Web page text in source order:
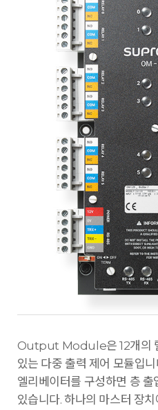
Output Module은 12개의
있는 다중 출력 제어 모듈입
엘리베이터를 구성하면 층 출
있습니다. 하나의 마스터 장